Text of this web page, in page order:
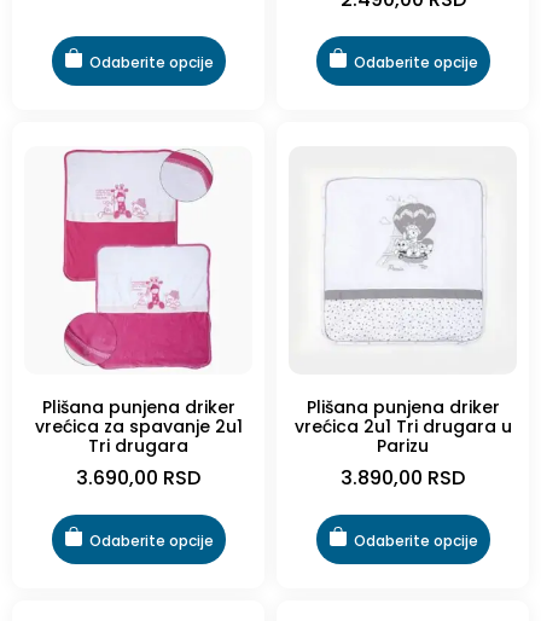
Odaberite opcije Odaberite opcije
Plišana punjena driker
vrećica za spavanje 2u1
Tri drugara
3.690,00 RSD
Odaberite opcije
Plišana punjena driker
vrećica 2u1 Tri drugara u
Parizu
3.890,00 RSD
Odaberite opcije